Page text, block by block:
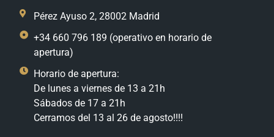
Pérez Ayuso 2, 28002 Madrid
+34 660 796 189 (operativo en horario de
apertura)
Horario de apertura:
De lunes a viernes de 13 a 21h
Sábados de 17 a 21h
Cerramos del 13 al 26 de agosto!!!!